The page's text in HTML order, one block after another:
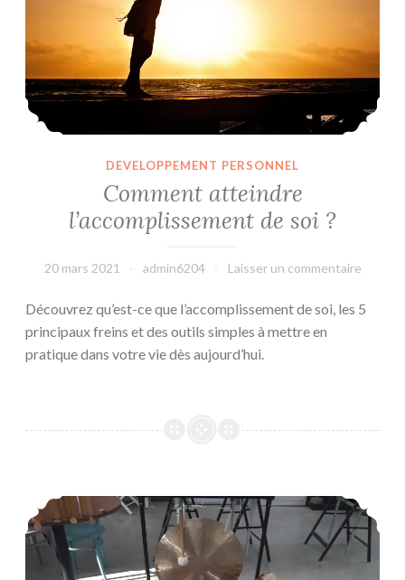
DEVELOPPEMENT PERSONNEL
Comment atteindre
l’accomplissement de soi ?
20 mars 2021 admin6204 Laisser un commentaire
Découvrez qu’est-ce que l’accomplissement de soi, les 5
principaux freins et des outils simples à mettre en
pratique dans votre vie dès aujourd’hui.
Relaxation au son des bols tibétains